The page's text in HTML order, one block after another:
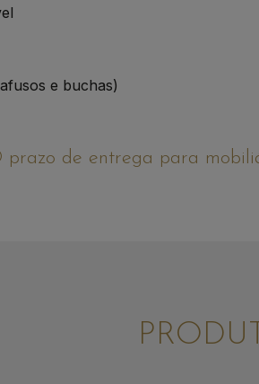
e buchas)
prazo de entrega para